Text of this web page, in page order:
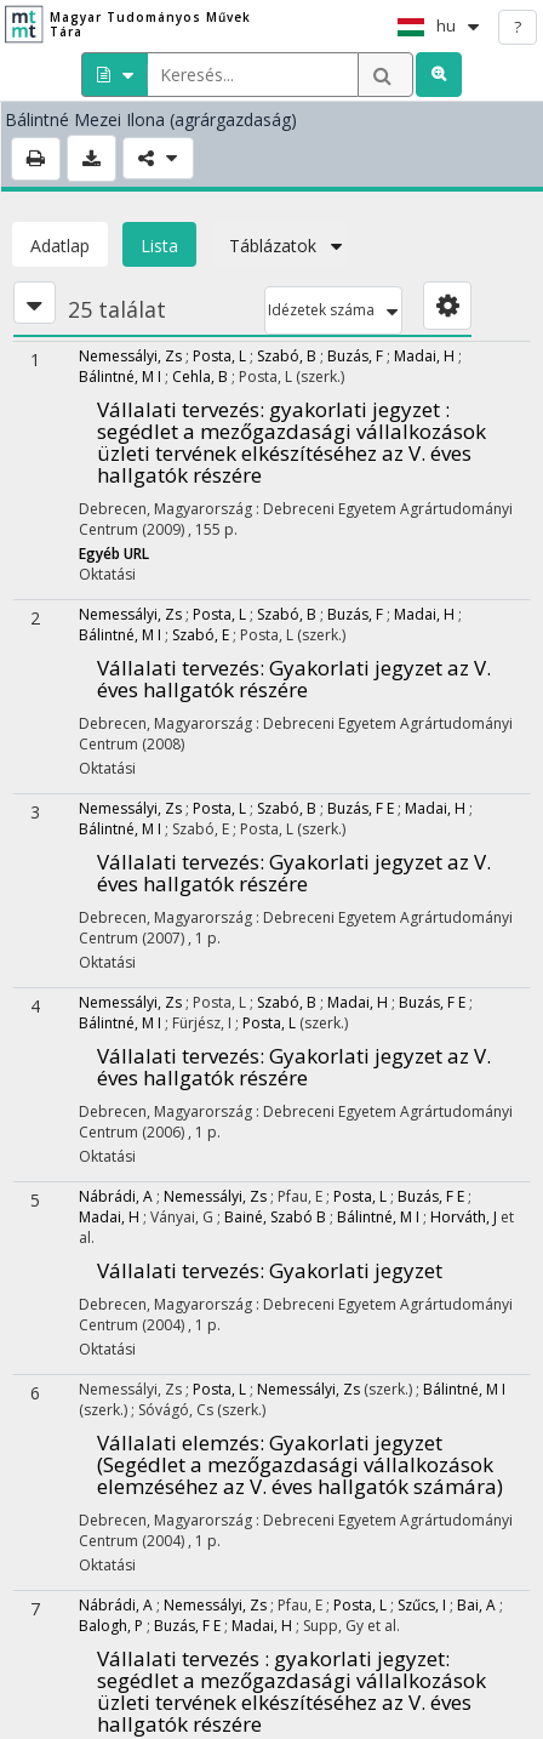
Magyar Tudományos Művek
Tára
hu ?
Bálintné Mezei Ilona (agrárgazdaság)
Adatlap Lista Táblázatok
25 találat Idézetek száma
1 Nemessályi, Zs ; Posta, L ; Szabó, B ; Buzás, F ; Madai, H ;
Bálintné, M I ; Cehla, B ; Posta, L (szerk.)
Vállalati tervezés: gyakorlati jegyzet :
segédlet a mezőgazdasági vállalkozások
üzleti tervének elkészítéséhez az V. éves
hallgatók részére
Debrecen, Magyarország : Debreceni Egyetem Agrártudományi
Centrum (2009) , 155 p.
Egyéb URL
Oktatási
2 Nemessályi, Zs ; Posta, L ; Szabó, B ; Buzás, F ; Madai, H ;
Bálintné, M I ; Szabó, E ; Posta, L (szerk.)
Vállalati tervezés: Gyakorlati jegyzet az V.
éves hallgatók részére
Debrecen, Magyarország : Debreceni Egyetem Agrártudományi
Centrum (2008)
Oktatási
3 Nemessályi, Zs ; Posta, L ; Szabó, B ; Buzás, F E ; Madai, H ;
Bálintné, M I ; Szabó, E ; Posta, L (szerk.)
Vállalati tervezés: Gyakorlati jegyzet az V.
éves hallgatók részére
Debrecen, Magyarország : Debreceni Egyetem Agrártudományi
Centrum (2007) , 1 p.
Oktatási
4 Nemessályi, Zs ; Posta, L ; Szabó, B ; Madai, H ; Buzás, F E ;
Bálintné, M I ; Fürjész, I ; Posta, L (szerk.)
Vállalati tervezés: Gyakorlati jegyzet az V.
éves hallgatók részére
Debrecen, Magyarország : Debreceni Egyetem Agrártudományi
Centrum (2006) , 1 p.
Oktatási
5 Nábrádi, A ; Nemessályi, Zs ; Pfau, E ; Posta, L ; Buzás, F E ;
Madai, H ; Ványai, G ; Bainé, Szabó B ; Bálintné, M I ; Horváth, J et
al.
Vállalati tervezés: Gyakorlati jegyzet
Debrecen, Magyarország : Debreceni Egyetem Agrártudományi
Centrum (2004) , 1 p.
Oktatási
6 Nemessályi, Zs ; Posta, L ; Nemessályi, Zs (szerk.) ; Bálintné, M I
(szerk.) ; Sóvágó, Cs (szerk.)
Vállalati elemzés: Gyakorlati jegyzet
(Segédlet a mezőgazdasági vállalkozások
elemzéséhez az V. éves hallgatók számára)
Debrecen, Magyarország : Debreceni Egyetem Agrártudományi
Centrum (2004) , 1 p.
Oktatási
7 Nábrádi, A ; Nemessályi, Zs ; Pfau, E ; Posta, L ; Szűcs, I ; Bai, A ;
Balogh, P ; Buzás, F E ; Madai, H ; Supp, Gy et al.
Vállalati tervezés : gyakorlati jegyzet:
segédlet a mezőgazdasági vállalkozások
üzleti tervének elkészítéséhez az V. éves
hallgatók részére